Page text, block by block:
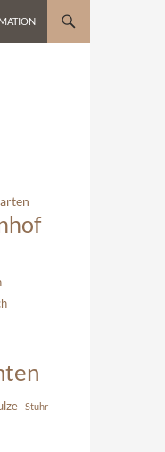
Stuhr